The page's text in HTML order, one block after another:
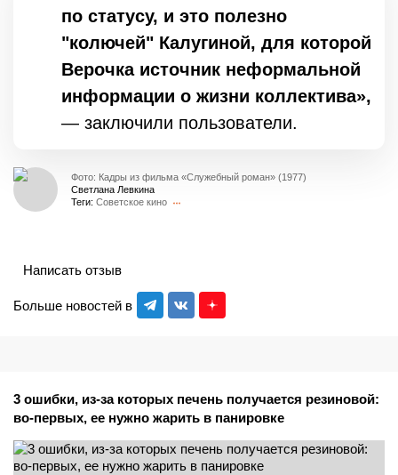
по статусу, и это полезно
"колючей" Калугиной, для которой
Верочка источник неформальной
информации о жизни коллектива»,
— заключили пользователи.
Фото: Кадры из фильма «Служебный роман» (1977)
Светлана Левкина
Теги: Советское кино
Больше новостей в
Написать отзыв
3 ошибки, из-за которых печень получается резиновой:
во-первых, ее нужно жарить в панировке